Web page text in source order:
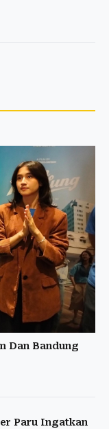
Dan Bandung
Paru Ingatkan